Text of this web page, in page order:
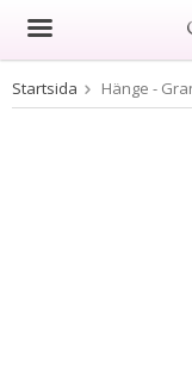
Startsida Hänge -